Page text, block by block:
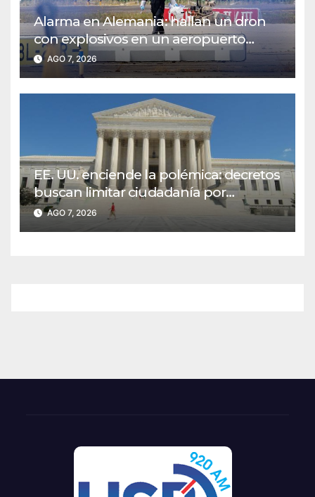
Alarma en Alemania: hallan un dron
con explosivos en un aeropuerto
estratégico de Leipzig
AGO 7, 2026
EE. UU. enciende la polémica: decretos
buscan limitar ciudadanía por
nacimiento
AGO 7, 2026